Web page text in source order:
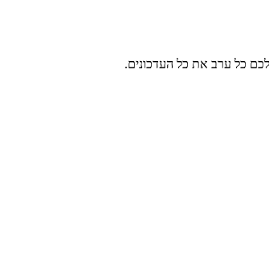
כל ערב את כל העדכונים.